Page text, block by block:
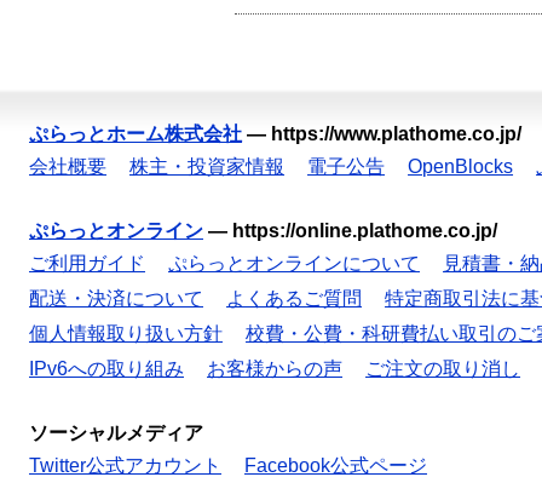
ぷらっとホーム株式会社 — https://www.plathome.co.jp/
会社概要
株主・投資家情報 電子公告 OpenBlocks
ぷらっとオンライン — https://online.plathome.co.jp/
ご利用ガイド
ぷらっとオンラインについて
見積書・
配送・決済について
よくあるご質問
特定商取引法に
個人情報取り扱い方針
校費・公費・科研費払い取引のご
IPv6への取り組み
お客様からの声 ご注文の取り消し
ソーシャルメディア
Twitter公式アカウント
Facebook公式ページ